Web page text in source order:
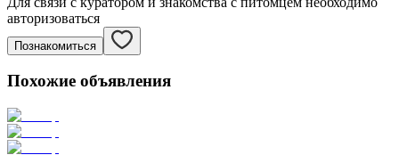
авторизоваться
Познакомиться
Похожие объявления